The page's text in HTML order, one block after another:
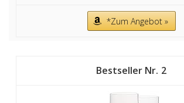
*Zum Angebot »
2